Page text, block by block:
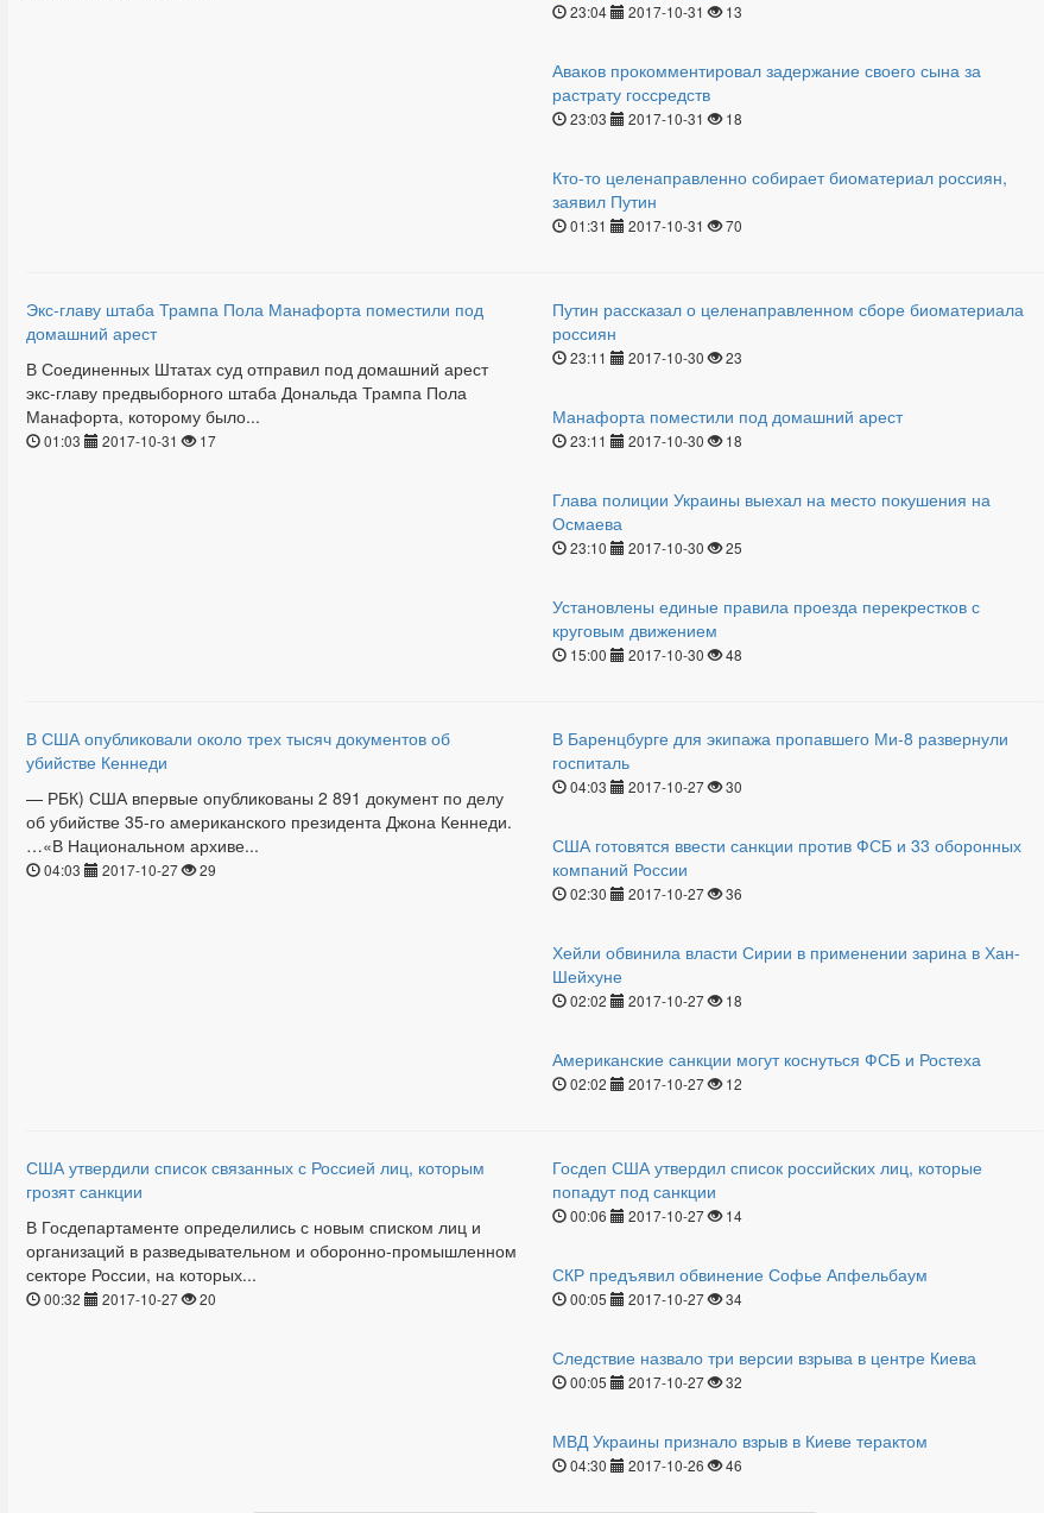
23:04 2017-10-31 13
Аваков прокомментировал задержание своего сына за
растрату госсредств
23:03 2017-10-31 18
Кто-то целенаправленно собирает биоматериал россиян,
заявил Путин
01:31 2017-10-31 70
Экс-главу штаба Трампа Пола Манафорта поместили под
домашний арест
В Соединенных Штатах суд отправил под домашний арест
экс-главу предвыборного штаба Дональда Трампа Пола
Манафорта, которому было...
01:03 2017-10-31 17
Путин рассказал о целенаправленном сборе биоматериала
россиян
23:11 2017-10-30 23
Манафорта поместили под домашний арест
23:11 2017-10-30 18
Глава полиции Украины выехал на место покушения на
Осмаева
23:10 2017-10-30 25
Установлены единые правила проезда перекрестков с
круговым движением
15:00 2017-10-30 48
В США опубликовали около трех тысяч документов об
убийстве Кеннеди
— РБК) США впервые опубликованы 2 891 документ по делу
об убийстве 35-го американского президента Джона Кеннеди.
…«В Национальном архиве...
04:03 2017-10-27 29
В Баренцбурге для экипажа пропавшего Ми-8 развернули
госпиталь
04:03 2017-10-27 30
США готовятся ввести санкции против ФСБ и 33 оборонных
компаний России
02:30 2017-10-27 36
Хейли обвинила власти Сирии в применении зарина в Хан-
Шейхуне
02:02 2017-10-27 18
Американские санкции могут коснуться ФСБ и Ростеха
02:02 2017-10-27 12
США утвердили список связанных с Россией лиц, которым
грозят санкции
В Госдепартаменте определились с новым списком лиц и
организаций в разведывательном и оборонно-промышленном
секторе России, на которых...
00:32 2017-10-27 20
Госдеп США утвердил список российских лиц, которые
попадут под санкции
00:06 2017-10-27 14
СКР предъявил обвинение Софье Апфельбаум
00:05 2017-10-27 34
Следствие назвало три версии взрыва в центре Киева
00:05 2017-10-27 32
МВД Украины признало взрыв в Киеве терактом
04:30 2017-10-26 46